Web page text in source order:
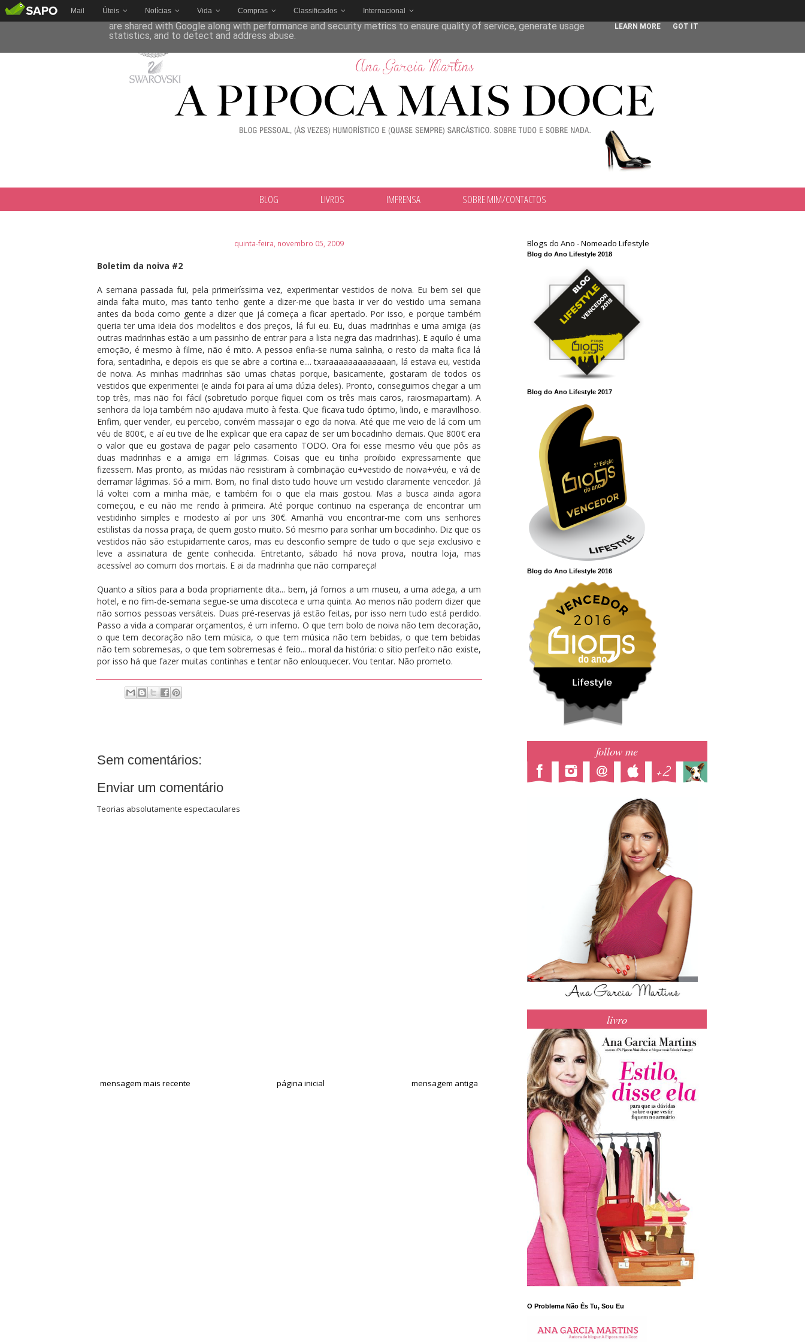
Mail Úteis Notícias Vida Compras Classificados Internacional
BLOG LIVROS IMPRENSA SOBRE MIM/CONTACTOS
quinta-feira, novembro 05, 2009
Boletim da noiva #2
A semana passada fui, pela primeiríssima vez, experimentar vestidos de noiva. Eu bem sei que
ainda falta muito, mas tanto tenho gente a dizer-me que basta ir ver do vestido uma semana
antes da boda como gente a dizer que já começa a ficar apertado. Por isso, e porque também
queria ter uma ideia dos modelitos e dos preços, lá fui eu. Eu, duas madrinhas e uma amiga (as
outras madrinhas estão a um passinho de entrar para a lista negra das madrinhas). E aquilo é uma
emoção, é mesmo à filme, não é mito. A pessoa enfia-se numa salinha, o resto da malta fica lá
fora, sentadinha, e depois eis que se abre a cortina e.... txaraaaaaaaaaaaaan, lá estava eu, vestida
de noiva. As minhas madrinhas são umas chatas porque, basicamente, gostaram de todos os
vestidos que experimentei (e ainda foi para aí uma dúzia deles). Pronto, conseguimos chegar a um
top três, mas não foi fácil (sobretudo porque fiquei com os três mais caros, raiosmapartam). A
senhora da loja também não ajudava muito à festa. Que ficava tudo óptimo, lindo, e maravilhoso.
Enfim, quer vender, eu percebo, convém massajar o ego da noiva. Até que me veio de lá com um
véu de 800€, e aí eu tive de lhe explicar que era capaz de ser um bocadinho demais. Que 800€ era
o valor que eu gostava de pagar pelo casamento TODO. Ora foi esse mesmo véu que pôs as
duas madrinhas e a amiga em lágrimas. Coisas que eu tinha proibido expressamente que
fizessem. Mas pronto, as miúdas não resistiram à combinação eu+vestido de noiva+véu, e vá de
derramar lágrimas. Só a mim. Bom, no final disto tudo houve um vestido claramente vencedor. Já
lá voltei com a minha mãe, e também foi o que ela mais gostou. Mas a busca ainda agora
começou, e eu não me rendo à primeira. Até porque continuo na esperança de encontrar um
vestidinho simples e modesto aí por uns 30€. Amanhã vou encontrar-me com uns senhores
estilistas da nossa praça, de quem gosto muito. Só mesmo para sonhar um bocadinho. Diz que os
vestidos não são estupidamente caros, mas eu desconfio sempre de tudo o que seja exclusivo e
leve a assinatura de gente conhecida. Entretanto, sábado há nova prova, noutra loja, mas
acessível ao comum dos mortais. E ai da madrinha que não compareça!
Quanto a sítios para a boda propriamente dita... bem, já fomos a um museu, a uma adega, a um
hotel, e no fim-de-semana segue-se uma discoteca e uma quinta. Ao menos não podem dizer que
não somos pessoas versáteis. Duas pré-reservas já estão feitas, por isso nem tudo está perdido.
Passo a vida a comparar orçamentos, é um inferno. O que tem bolo de noiva não tem decoração,
o que tem decoração não tem música, o que tem música não tem bebidas, o que tem bebidas
não tem sobremesas, o que tem sobremesas é feio... moral da história: o sítio perfeito não existe,
por isso há que fazer muitas continhas e tentar não enlouquecer. Vou tentar. Não prometo.
Sem comentários:
Enviar um comentário
Teorias absolutamente espectaculares
mensagem mais recente mensagem antiga
página inicial
Blogs do Ano - Nomeado Lifestyle
Blog do Ano Lifestyle 2018
Blog do Ano Lifestyle 2017
Blog do Ano Lifestyle 2016
follow me
livro
O Problema Não És Tu, Sou Eu
This site uses cookies from Google to deliver its services and to analyze traffic. Your IP address and user-agent
are shared with Google along with performance and security metrics to ensure quality of service, generate usage
statistics, and to detect and address abuse.
LEARN MORE GOT IT